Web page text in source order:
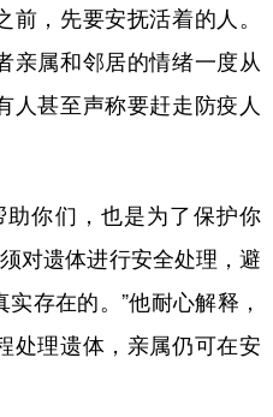
，先要安抚活着的人。
亲属和邻居的情绪一度从
人甚至声称要赶走防疫人
你们，也是为了保护你
对遗体进行安全处理，避
存在的。”他耐心解释，
处理遗体，亲属仍可在安